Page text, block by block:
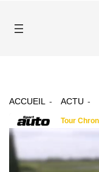
ACCUEIL ACTU